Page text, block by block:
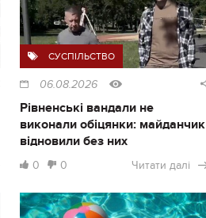
СУСПІЛЬСТВО
06.08.2026
Рівненські вандали не
виконали обіцянки: майданчик
відновили без них
0 0 Читати далі